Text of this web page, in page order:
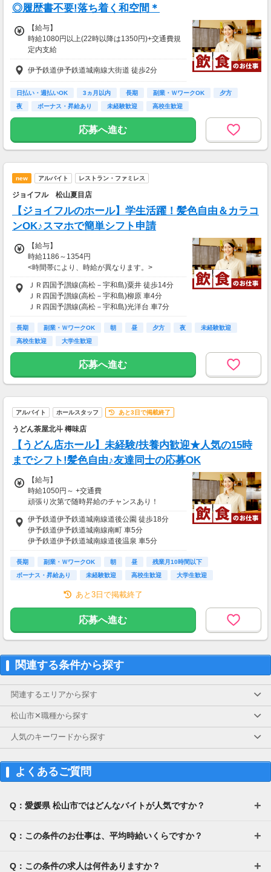
◎履歴書不要!落ち着く和空間＊
【給与】
時給1080円以上(22時以降は1350円)+交通費規
定内支給
・資格昇給 シフトリーダー、サブリーダー、
リーダーと段階によって昇給（+10円～50
円）！
・随時昇給 (1年で150円UPした例もありま
す！)
◆深夜手当あり…22時以降は、時給1350円以
◆給与は1分単位で支給
★高校生:時給1033円
【給与支払】
※原則月1回払いになります
※前給制度を利用すれば、働いた分の50％まで
なら給料日前でも
週払いのように受取可能。スマホで簡単申請♪
【交通費】
別途一部支給
伊予鉄道伊予鉄道城南線大街道 徒歩2分
日払い・週払いOK 3ヵ月以内 長期 副業・ＷワークOK
夕方
夜
ボーナス・昇給あり 未経験歓迎 高校生歓迎
応募へ進む
new アルバイト レストラン・ファミレス
ジョイフル 松山夏目店
【ジョイフルのホール】学生活躍！髪色自由＆カラコ
ンOK♪スマホで簡単シフト申請
【給与】
時給1186～1354円
<時間帯により、時給が異なります。>
・9時～15時→時給1186円
・15時～18時→時給1083円
・18時～22時→時給1186円
・22時～翌5時→時給1354円
※高校生→時給1083円
※22～翌5時の時給は深夜割増手当を含む金額
※研修期間の時給変動なし。
★加給あり→入社13ヶ月目以降は能力・勤務時
間・日数に応じて基本時給に最大150円の加給
が実現可能！！
★日祝手当て→時給50円アップ！
★お正月・お盆手当て→時給50～300円アッ
プ！
★ミニボーナス→7月＆12月に支給（※規定あ
り※）
【給与支払】
月1回
＜給与前払いOK!!＞
※稼働分のみ。（前月の勤務実績から一部を
前払い可能）
※詳細は面接の際にお気軽にお問い合わせく
ださい。
別途一部支給
ＪＲ四国予讃線(高松－宇和島)粟井 徒歩14分
ＪＲ四国予讃線(高松－宇和島)柳原 車4分
ＪＲ四国予讃線(高松－宇和島)光洋台 車7分
ＪＲ四国予讃線(高松－宇和島)伊予北条 車10分
ＪＲ四国予讃線(高松－宇和島)堀江 車12分
長期 副業・ＷワークOK 朝 昼 夕方 夜
未経験歓迎
高校生歓迎
大学生歓迎
応募へ進む
アルバイト ホールスタッフ あと3日で掲載終了
うどん茶屋北斗 樽味店
【うどん店ホール】未経験/扶養内歓迎★人気の15時
までシフト!髪色自由♪友達同士の応募OK
【給与】
時給1050円～ +交通費
頑張り次第で随時昇給のチャンスあり！
＜研修制度あり＞
研修中(1～3ヶ月)も時給の変動なし
月1回
【交通費】
別途一部支給
※支給規定あり
伊予鉄道伊予鉄道城南線道後公園 徒歩18分
伊予鉄道伊予鉄道城南線南町 車5分
伊予鉄道伊予鉄道城南線道後温泉 車5分
伊予鉄道伊予鉄道城南線勝山町 車6分
伊予鉄道伊予鉄道城南線警察署前 車6分
長期 副業・ＷワークOK 朝 昼
残業月10時間以下
ボーナス・昇給あり
未経験歓迎 高校生歓迎 大学生歓迎
あと3日で掲載終了
応募へ進む
関連する条件から探す
関連するエリアから探す
松山市✕職種から探す
人気のキーワードから探す
よくあるご質問
Q：愛媛県 松山市ではどんなバイトが人気ですか？
Q：この条件のお仕事は、平均時給いくらですか？
Q：この条件の求人は何件ありますか？